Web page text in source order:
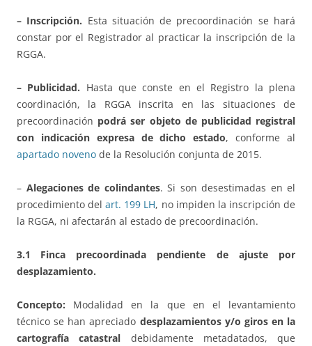
– Inscripción. Esta situación de precoordinación se hará
constar por el Registrador al practicar la inscripción de la
RGGA.
– Publicidad. Hasta que conste en el Registro la plena
coordinación, la RGGA inscrita en las situaciones de
precoordinación podrá ser objeto de publicidad registral
con indicación expresa de dicho estado, conforme al
apartado noveno de la Resolución conjunta de 2015.
– Alegaciones de colindantes. Si son desestimadas en el
procedimiento delart. 199 LH, no impiden la inscripción de
la RGGA, ni afectarán al estado de precoordinación.
3.1 Finca precoordinada pendiente de ajuste por
desplazamiento.
Concepto: Modalidad en la que en el levantamiento
técnico se han apreciado desplazamientos y/o giros en la
cartografía catastral debidamente metadatados, que